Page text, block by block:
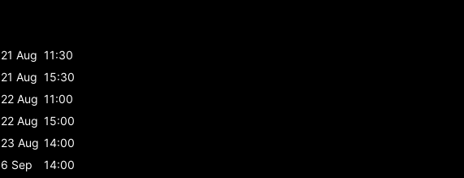
21 Aug 11:30
21 Aug 15:30
22 Aug 11:00
22 Aug 15:00
23 Aug 14:00
6 Sep
14:00